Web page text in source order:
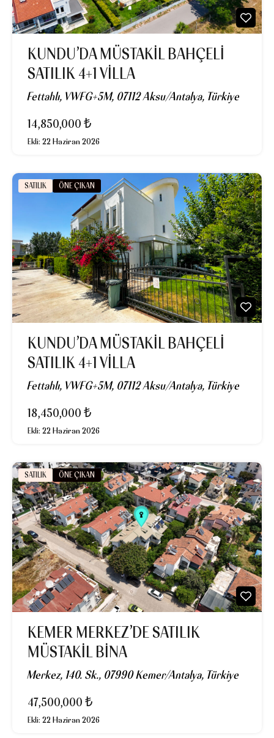
KUNDU’DA MÜSTAKIL BAHÇELI
SATILIK 4+1 VILLA
Fettahlı, VWFG+5M, 07112 Aksu/Antalya, Türkiye
14,850,000 ₺
Ekli: 22 Haziran 2026
SATILIK ÖNE ÇIKAN
KUNDU’DA MÜSTAKIL BAHÇELI
SATILIK 4+1 VILLA
Fettahlı, VWFG+5M, 07112 Aksu/Antalya, Türkiye
18,450,000 ₺
Ekli: 22 Haziran 2026
SATILIK ÖNE ÇIKAN
KEMER MERKEZ’DE SATILIK
MÜSTAKIL BINA
Merkez, 140. Sk., 07990 Kemer/Antalya, Türkiye
47,500,000 ₺
Ekli: 22 Haziran 2026